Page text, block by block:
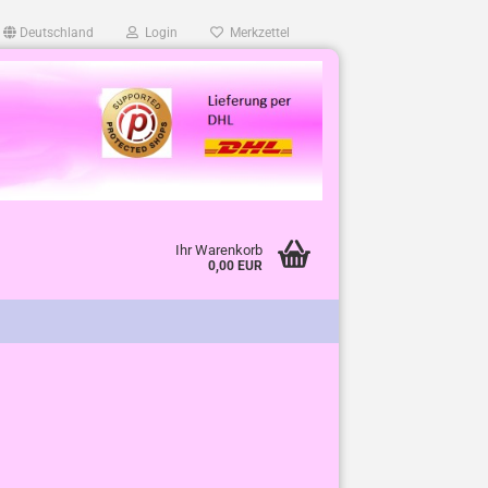
Deutschland Login Merkzettel
Ihr Warenkorb
0,00 EUR